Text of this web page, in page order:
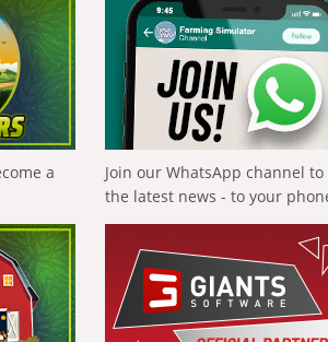
a
Join our WhatsApp channel to
the latest news - to your